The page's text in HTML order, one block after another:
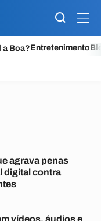
a Boa?Entretenimento
agrava penas
digital contra
vídeos, áudios e